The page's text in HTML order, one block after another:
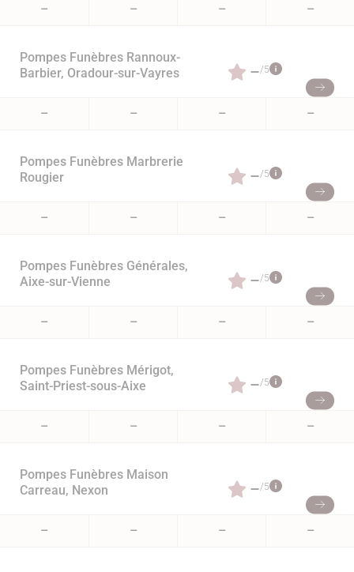
– – – –
Pompes Funèbres Rannoux-
Barbier, Oradour-sur-Vayres
–/5
– – – –
Pompes Funèbres Marbrerie
Rougier
–/5
– – – –
Pompes Funèbres Générales,
Aixe-sur-Vienne
–/5
– – – –
Pompes Funèbres Mérigot,
Saint-Priest-sous-Aixe
–/5
– – – –
Pompes Funèbres Maison
Carreau, Nexon
–/5
– – – –